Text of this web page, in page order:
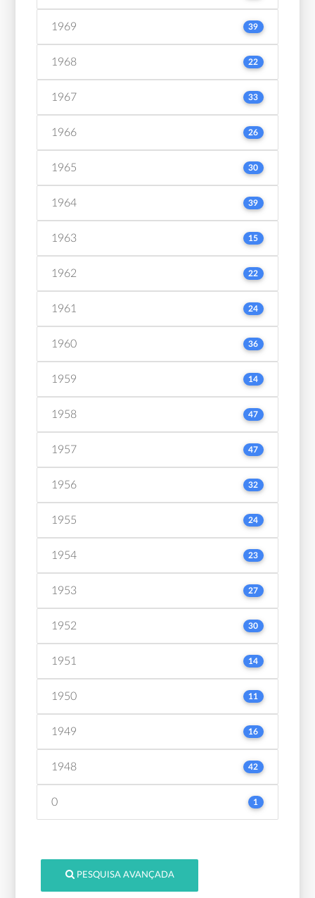
1969 39
1968 22
1967 33
1966 26
1965 30
1964 39
1963 15
1962 22
1961 24
1960 36
1959 14
1958 47
1957 47
1956 32
1955 24
1954 23
1953 27
1952 30
1951 14
1950 11
1949 16
1948 42
0 1
PESQUISA AVANÇADA